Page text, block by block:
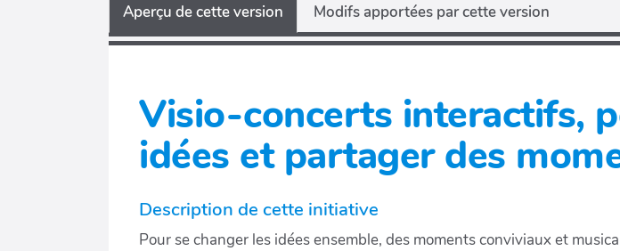
Aperçu de cette version Modifs apportées par cette version
Visio-concerts interactifs,
idées et partager des
Description de cette initiative
Pour se changer les idées ensemble, des moments conviviaux et